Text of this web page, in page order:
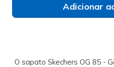
Adicionar
O sapato Skechers OG 85 -